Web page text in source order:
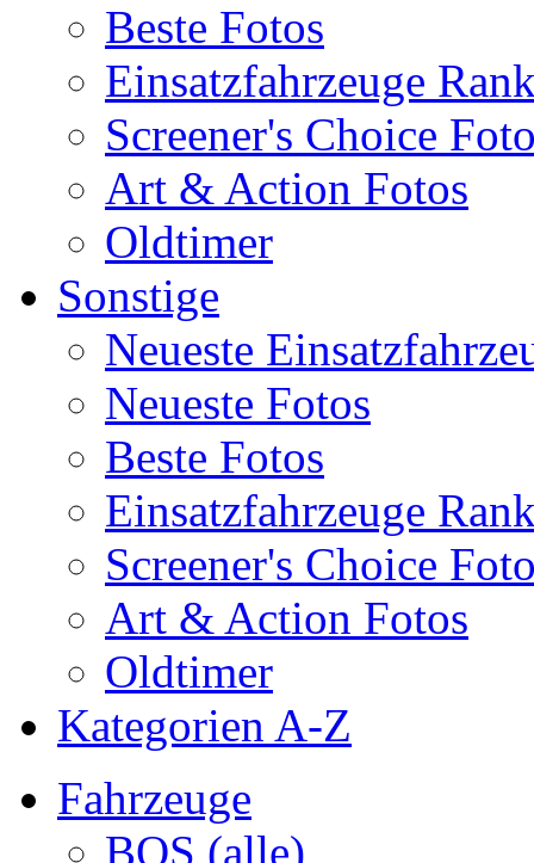
Beste Fotos
Einsatzfahrzeuge
Screener's Choice
Art & Action Fotos
Oldtimer
Sonstige
Neueste
Neueste Fotos
Beste Fotos
Einsatzfahrzeuge
Screener's Choice
Art & Action Fotos
Oldtimer
Kategorien A-Z
Fahrzeuge
BOS (alle)